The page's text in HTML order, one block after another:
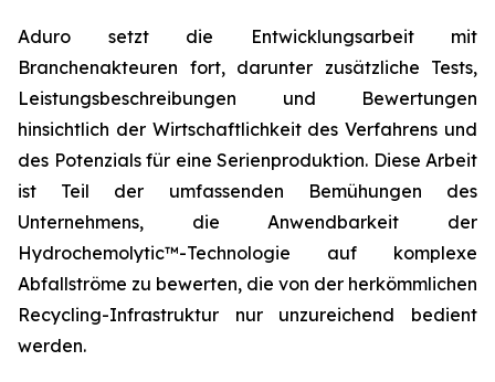
Aduro setzt die Entwicklungsarbeit mit
Branchenakteuren fort, darunter zusätzliche Tests,
Leistungsbeschreibungen und Bewertungen
hinsichtlich der Wirtschaftlichkeit des Verfahrens und
des Potenzials für eine Serienproduktion. Diese Arbeit
ist Teil der umfassenden Bemühungen des
Unternehmens, die Anwendbarkeit der
Hydrochemolytic™-Technologie auf komplexe
Abfallströme zu bewerten, die von der herkömmlichen
Recycling-Infrastruktur nur unzureichend bedient
werden.